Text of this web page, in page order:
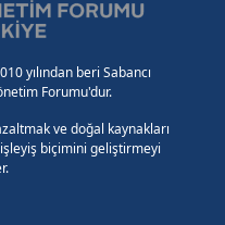
yılından beri Sabancı
Forumu'dur.
ve doğal kaynakları
işleyiş biçimini geliştirmeyi